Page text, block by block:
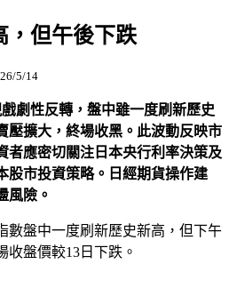
，但午後下跌
5/14
劇性反轉，盤中雖一度刷新歷史
壓擴大，終場收黑。此波動反映市
者應密切關注日本央行利率決策及
股市投資策略。日經期貨操作建
風險。
數盤中一度刷新歷史新高，但下午
收盤價較13日下跌。